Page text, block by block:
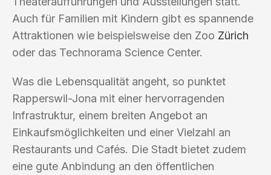
Auch für Familien mit Kindern gibt es spannende
Attraktionen wie beispielsweise den Zoo Zürich
oder das Technorama Science Center.
Was die Lebensqualität angeht, so punktet
Rapperswil-Jona mit einer hervorragenden
Infrastruktur, einem breiten Angebot an
Einkaufsmöglichkeiten und einer Vielzahl an
Restaurants und Cafés. Die Stadt bietet zudem
eine gute Anbindung an den öffentlichen